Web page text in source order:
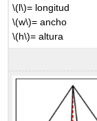
\(l\)= longitud
\(w\)= ancho
\(h\)= altura